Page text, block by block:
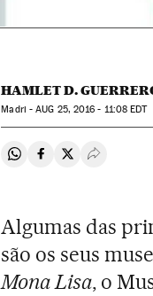
HAMLET D.
Madri -AUG 25, 2016 - 11:08 EDT
Compartir en Whatsapp
Compartir en
Compartir en
Algumas das
são os seus
Mona Lisa, o